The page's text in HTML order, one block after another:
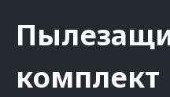
комплект